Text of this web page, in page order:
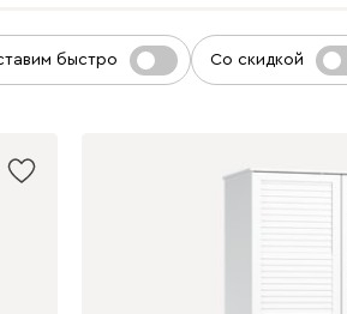
быстро Со скидкой